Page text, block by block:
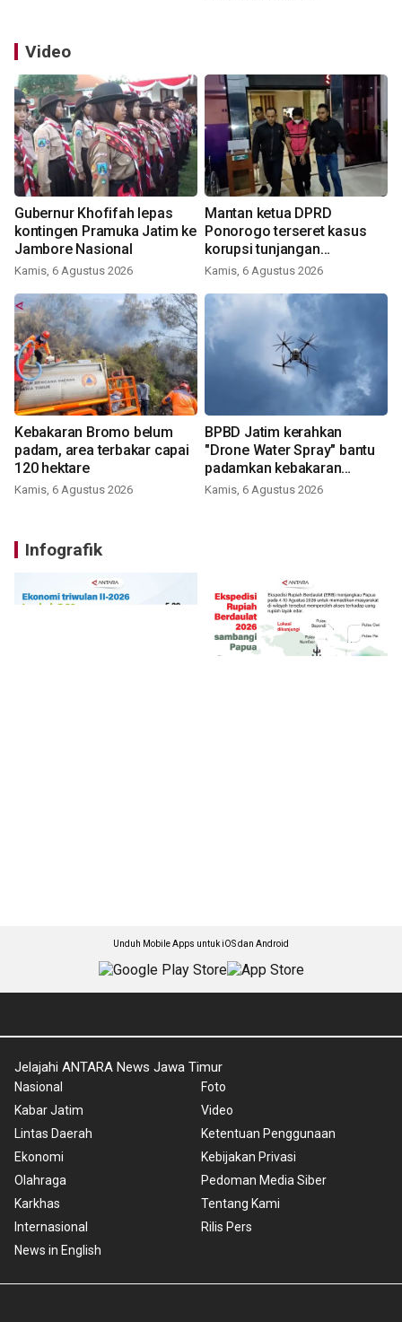
Video
Gubernur Khofifah lepas
kontingen Pramuka Jatim ke
Jambore Nasional
Kamis, 6 Agustus 2026
Mantan ketua DPRD
Ponorogo terseret kasus
korupsi tunjangan
perumahan
Kamis, 6 Agustus 2026
Kebakaran Bromo belum
padam, area terbakar capai
120 hektare
Kamis, 6 Agustus 2026
BPBD Jatim kerahkan
"Drone Water Spray" bantu
padamkan kebakaran
Bromo
Kamis, 6 Agustus 2026
Infografik
Unduh Mobile Apps untuk iOS dan Android
Jelajahi ANTARA News Jawa Timur
Nasional
Kabar Jatim
Lintas Daerah
Ekonomi
Olahraga
Karkhas
Internasional
News in English
Foto
Video
Ketentuan Penggunaan
Kebijakan Privasi
Pedoman Media Siber
Tentang Kami
Rilis Pers